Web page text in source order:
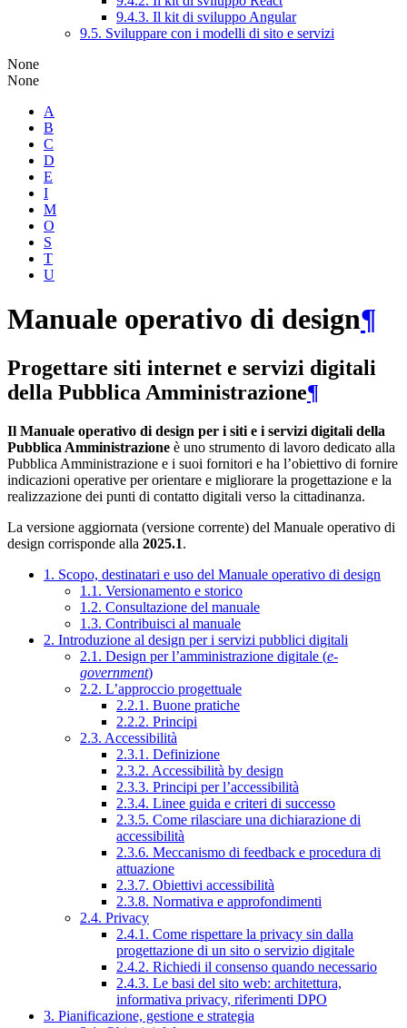
9.4.3. Il kit di sviluppo Angular
9.5. Sviluppare con i modelli di sito e servizi
None
None
A
B
C
D
E
I
M
O
S
T
U
Manuale operativo di design¶
Progettare siti internet e servizi digitali
della Pubblica Amministrazione¶
Il Manuale operativo di design per i siti e i servizi digitali della
Pubblica Amministrazione è uno strumento di lavoro dedicato alla
Pubblica Amministrazione e i suoi fornitori e ha l’obiettivo di fornire
indicazioni operative per orientare e migliorare la progettazione e la
realizzazione dei punti di contatto digitali verso la cittadinanza.
La versione aggiornata (versione corrente) del Manuale operativo di
design corrisponde alla 2025.1.
1. Scopo, destinatari e uso del Manuale operativo di design
1.1. Versionamento e storico
1.2. Consultazione del manuale
1.3. Contribuisci al manuale
2. Introduzione al design per i servizi pubblici digitali
2.1. Design per l’amministrazione digitale (e-
government)
2.2. L’approccio progettuale
2.2.1. Buone pratiche
2.2.2. Principi
2.3. Accessibilità
2.3.1. Definizione
2.3.2. Accessibilità by design
2.3.3. Principi per l’accessibilità
2.3.4. Linee guida e criteri di successo
2.3.5. Come rilasciare una dichiarazione di
accessibilità
2.3.6. Meccanismo di feedback e procedura di
attuazione
2.3.7. Obiettivi accessibilità
2.3.8. Normativa e approfondimenti
2.4. Privacy
2.4.1. Come rispettare la privacy sin dalla
progettazione di un sito o servizio digitale
2.4.2. Richiedi il consenso quando necessario
2.4.3. Le basi del sito web: architettura,
informativa privacy, riferimenti DPO
3. Pianificazione, gestione e strategia